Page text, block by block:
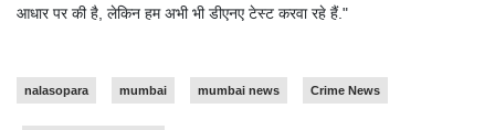
आधार पर की है, लेकिन हम अभी भी डीएनए टेस्ट करवा रहे हैं."
nalasopara mumbai mumbai news Crime News